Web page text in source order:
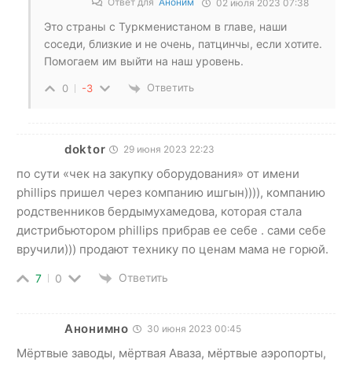
02 июля 2023 07:38
Это страны с Туркменистаном в главе, наши
соседи, близкие и не очень, патцинчы, если хотите.
Помогаем им выйти на наш уровень.
0 -3 Ответить
doktor 29 июня 2023 22:23
по сути «чек на закупку оборудования» от имени
phillips пришел через компанию ишгын)))), компанию
родственников бердымухамедова, которая стала
дистрибьютором phillips прибрав ee себе . сами себе
вручили))) продают технику по ценам мама не горюй.
7 0 Ответить
Анонимно 30 июня 2023 00:45
Мёртвые заводы, мёртвая Аваза, мёртвые аэропорты,